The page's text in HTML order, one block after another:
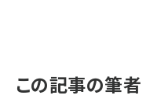
この記事の筆者